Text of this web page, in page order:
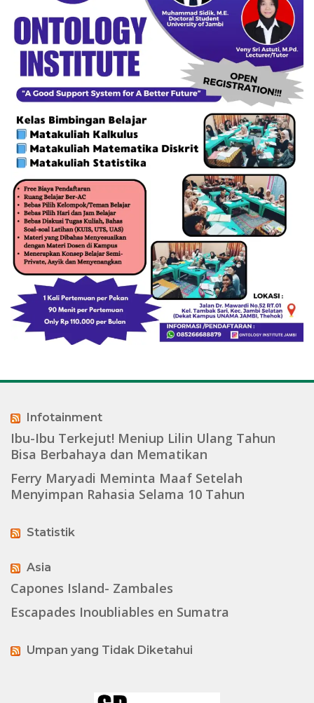
Infotainment
Ibu-Ibu Terkejut! Meniup Lilin Ulang Tahun
Bisa Berbahaya dan Mematikan
Ferry Maryadi Meminta Maaf Setelah
Menyimpan Rahasia Selama 10 Tahun
Statistik
Asia
Capones Island- Zambales
Escapades Inoubliables en Sumatra
Umpan yang Tidak Diketahui